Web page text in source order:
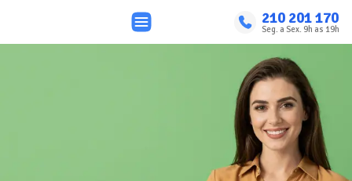
210 201 170
Seg. a Sex. 9h as 19h